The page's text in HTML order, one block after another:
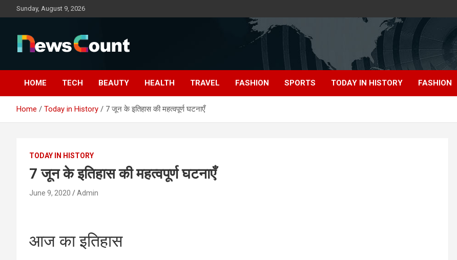
to
Sunday, August 9, 2026
HOME TECH BEAUTY HEALTH TRAVEL FASHION SPORTS TODAY IN HISTORY FASHION
Home Today in History 7 जून के इतिहास की महत्वपूर्ण घटनाएँ
TODAY IN HISTORY
7 जून के इतिहास की महत्वपूर्ण घटनाएँ
June 9, 2020 Admin
आज का इतिहास